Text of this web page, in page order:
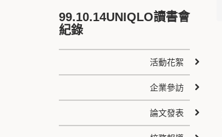
99.10.14UNIQLO讀書會
紀錄
活動花絮
企業參訪
論文發表